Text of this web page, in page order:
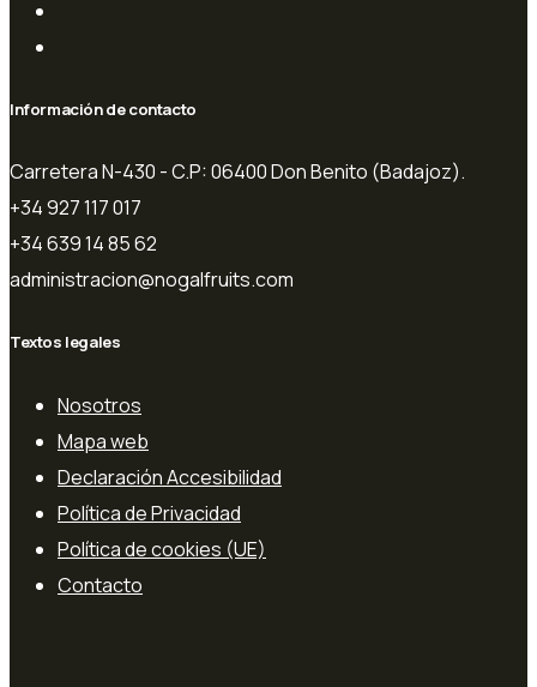
Información de contacto
Carretera N-430 - C.P: 06400 Don Benito (Badajoz).
+34 927 117 017
+34 639 14 85 62
administracion@nogalfruits.com
Textos legales
Nosotros
Mapa web
Declaración Accesibilidad
Política de Privacidad
Política de cookies (UE)
Contacto